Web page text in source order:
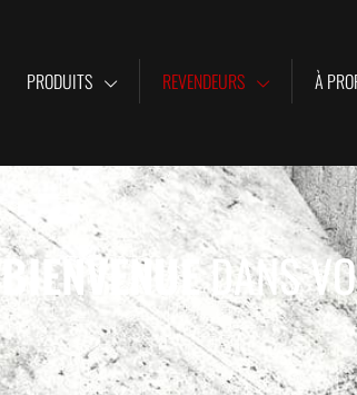
PRODUITS REVENDEURS À
BIENVENUEDANS